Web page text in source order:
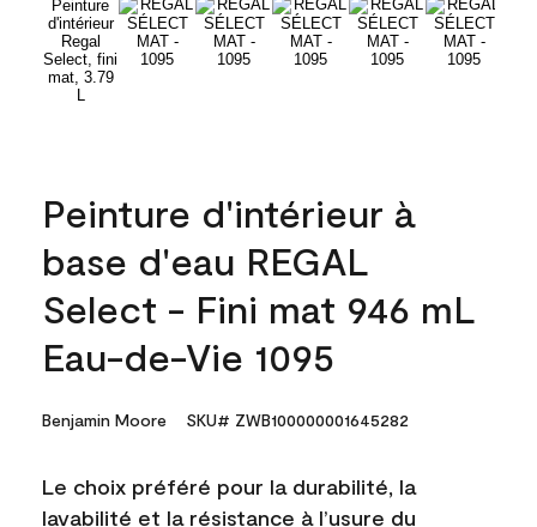
Peinture d'intérieur à
base d'eau REGAL
Select - Fini mat 946 mL
Eau-de-Vie 1095
Benjamin Moore SKU# ZWB100000001645282
Le choix préféré pour la durabilité, la
lavabilité et la résistance à l’usure du